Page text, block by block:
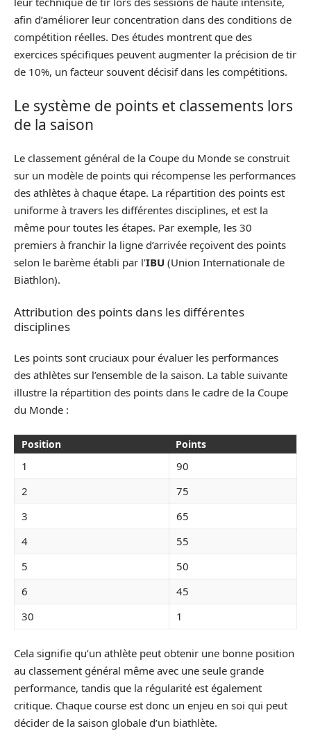
afin d’améliorer leur concentration dans des conditions de
compétition réelles. Des études montrent que des
exercices spécifiques peuvent augmenter la précision de tir
de 10%, un facteur souvent décisif dans les compétitions.
Le système de points et classements lors
de la saison
Le classement général de la Coupe du Monde se construit
sur un modèle de points qui récompense les performances
des athlètes à chaque étape. La répartition des points est
uniforme à travers les différentes disciplines, et est la
même pour toutes les étapes. Par exemple, les 30
premiers à franchir la ligne d’arrivée reçoivent des points
selon le barème établi par l’IBU (Union Internationale de
Biathlon).
Attribution des points dans les différentes
disciplines
Les points sont cruciaux pour évaluer les performances
des athlètes sur l’ensemble de la saison. La table suivante
illustre la répartition des points dans le cadre de la Coupe
du Monde :
Position Points
1
90
2
75
3
65
4
55
5
50
6
45
30
1
Cela signifie qu’un athlète peut obtenir une bonne position
au classement général même avec une seule grande
performance, tandis que la régularité est également
critique. Chaque course est donc un enjeu en soi qui peut
décider de la saison globale d’un biathlète.